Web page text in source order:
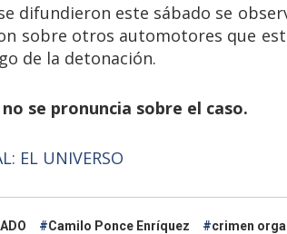
difundieron este sábado se
sobre otros automotores que
de la detonación.
se pronuncia sobre el caso.
EL UNIVERSO
Camilo Ponce Enríquez crimen